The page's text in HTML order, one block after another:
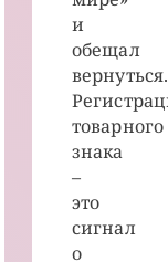
и
обещал
вернуться.
товарного
знака
–
это
сигнал
о